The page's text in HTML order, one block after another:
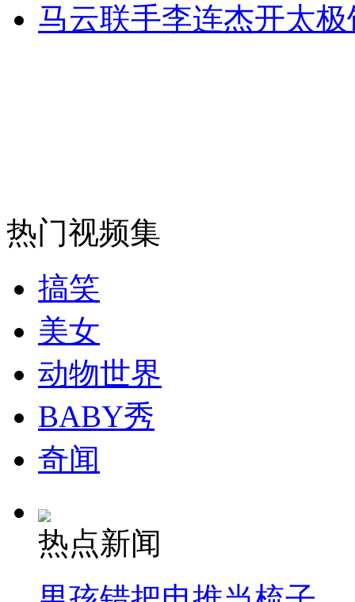
纽约上演“枕头大战”
司机酒驾遇交警 急速倒车逃窜
马云联手李连杰开太
热门视频集
搞笑
美女
动物世界
BABY秀
奇闻
热点新闻